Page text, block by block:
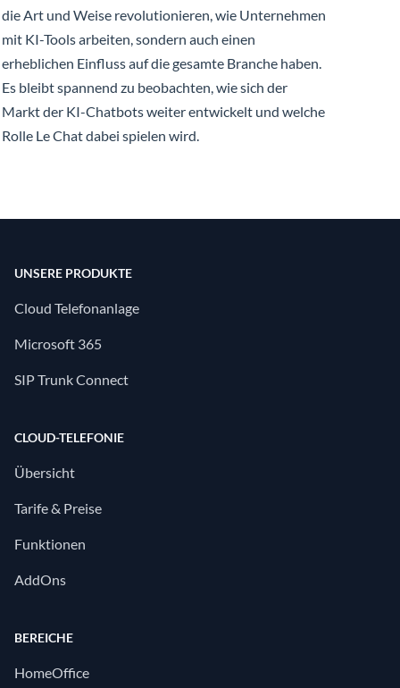
die Art und Weise revolutionieren, wie Unternehmen
mit KI-Tools arbeiten, sondern auch einen
erheblichen Einfluss auf die gesamte Branche haben.
Es bleibt spannend zu beobachten, wie sich der
Markt der KI-Chatbots weiter entwickelt und welche
Rolle Le Chat dabei spielen wird.
UNSERE PRODUKTE
Cloud Telefonanlage
Microsoft 365
SIP Trunk Connect
CLOUD-TELEFONIE
Übersicht
Tarife & Preise
Funktionen
AddOns
BEREICHE
HomeOffice